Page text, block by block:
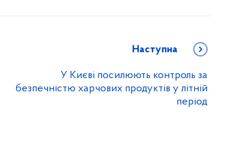
Наступна
У Києві посилюють контроль за
безпечністю харчових продуктів у літній
період